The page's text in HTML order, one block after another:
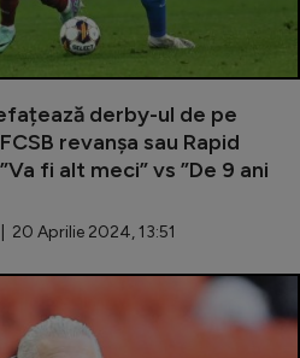
derby-ul de pe
revanșa sau Rapid
fi alt meci” vs ”De 9 ani
Aprilie 2024, 13:51